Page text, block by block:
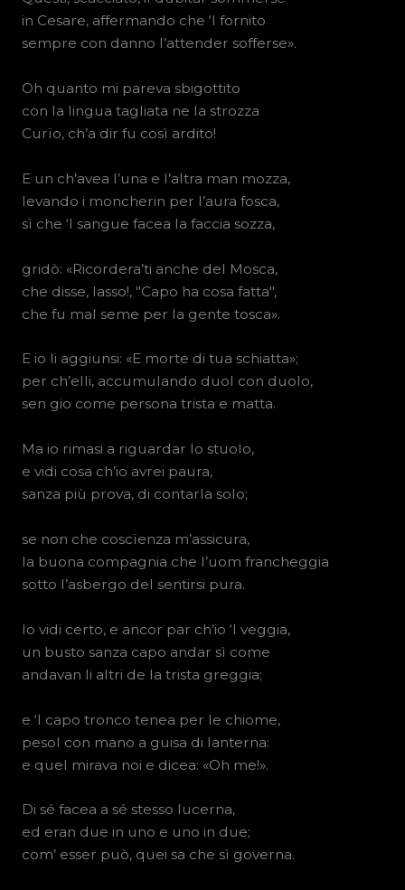
in Cesare, affermando che ‘l fornito
sempre con danno l’attender sofferse».
Oh quanto mi pareva sbigottito
con la lingua tagliata ne la strozza
Curïo, ch’a dir fu così ardito!
E un ch’avea l’una e l’altra man mozza,
levando i moncherin per l’aura fosca,
sì che ‘l sangue facea la faccia sozza,
gridò: «Ricordera’ti anche del Mosca,
che disse, lasso!, "Capo ha cosa fatta",
che fu mal seme per la gente tosca».
E io li aggiunsi: «E morte di tua schiatta»;
per ch’elli, accumulando duol con duolo,
sen gio come persona trista e matta.
Ma io rimasi a riguardar lo stuolo,
e vidi cosa ch’io avrei paura,
sanza più prova, di contarla solo;
se non che coscïenza m’assicura,
la buona compagnia che l’uom francheggia
sotto l’asbergo del sentirsi pura.
Io vidi certo, e ancor par ch’io ‘l veggia,
un busto sanza capo andar sì come
andavan li altri de la trista greggia;
e ‘l capo tronco tenea per le chiome,
pesol con mano a guisa di lanterna:
e quel mirava noi e dicea: «Oh me!».
Di sé facea a sé stesso lucerna,
ed eran due in uno e uno in due;
com’ esser può, quei sa che sì governa.